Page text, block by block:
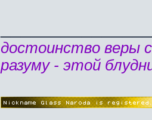
достоинство веры
разуму - этой